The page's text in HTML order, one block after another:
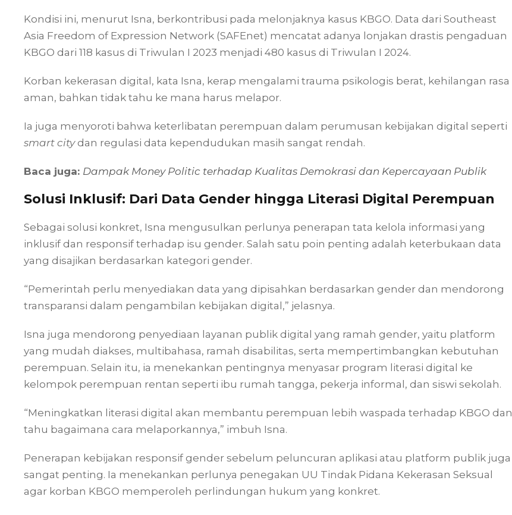
Kondisi ini, menurut Isna, berkontribusi pada melonjaknya kasus KBGO. Data dari Southeast
Asia Freedom of Expression Network (SAFEnet) mencatat adanya lonjakan drastis pengaduan
KBGO dari 118 kasus di Triwulan I 2023 menjadi 480 kasus di Triwulan I 2024.
Korban kekerasan digital, kata Isna, kerap mengalami trauma psikologis berat, kehilangan rasa
aman, bahkan tidak tahu ke mana harus melapor.
Ia juga menyoroti bahwa keterlibatan perempuan dalam perumusan kebijakan digital seperti
smart citydan regulasi data kependudukan masih sangat rendah.
Baca juga: Dampak Money Politic terhadap Kualitas Demokrasi dan Kepercayaan Publik
Solusi Inklusif: Dari Data Gender hingga Literasi Digital Perempuan
Sebagai solusi konkret, Isna mengusulkan perlunya penerapan tata kelola informasi yang
inklusif dan responsif terhadap isu gender. Salah satu poin penting adalah keterbukaan data
yang disajikan berdasarkan kategori gender.
“Pemerintah perlu menyediakan data yang dipisahkan berdasarkan gender dan mendorong
transparansi dalam pengambilan kebijakan digital,” jelasnya.
Isna juga mendorong penyediaan layanan publik digital yang ramah gender, yaitu platform
yang mudah diakses, multibahasa, ramah disabilitas, serta mempertimbangkan kebutuhan
perempuan. Selain itu, ia menekankan pentingnya menyasar program literasi digital ke
kelompok perempuan rentan seperti ibu rumah tangga, pekerja informal, dan siswi sekolah.
“Meningkatkan literasi digital akan membantu perempuan lebih waspada terhadap KBGO dan
tahu bagaimana cara melaporkannya,” imbuh Isna.
Penerapan kebijakan responsif gender sebelum peluncuran aplikasi atau platform publik juga
sangat penting. Ia menekankan perlunya penegakan UU Tindak Pidana Kekerasan Seksual
agar korban KBGO memperoleh perlindungan hukum yang konkret.